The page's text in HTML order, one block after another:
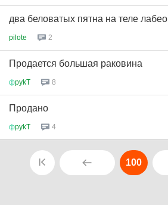
два беловатых пятна на теле лабео
pilote 2
Продается большая раковина
фpykT 8
Продано
фpykT 4
100